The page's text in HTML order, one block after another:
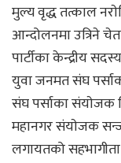
मुल्य वृद्ध तत्काल
आन्दोलनमा उत्रिने
पार्टीका केन्द्रीय
युवा जनमत संघ
संघ पर्साका
महानगर संयाेजक
लगायतको सहभागीता